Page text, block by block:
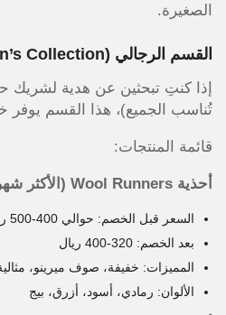
الصغيرة.
القسم الرجالي (Men’s Collection)
تُناسب الجميع)، هذا القسم يوفر
قائمة المنتجات:
أحذية Wool Runners (الأكثر شهرة):
السعر قبل الخصم: حوالي 400-500 ريال
بعد الخصم: 320-400 ريال
المميزات: خفيفة، صوف ميرينو،
الألوان: رمادي، أسود، أزرق، بيج